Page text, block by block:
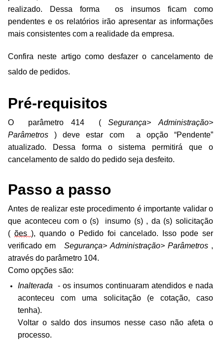
realizado.
Dessa forma
os insumos ficam como
pendentes e os relatórios irão apresentar as informações
mais consistentes com a realidade da empresa.
Confira neste artigo como desfazer o cancelamento de
saldo de pedidos.
Pré-requisitos
O parâmetro 414 (Segurança> Administração>
Parâmetros)deve estar com
a opção “Pendente”
atualizado.
Dessa forma o sistema permitirá que o
cancelamento de saldo do pedido seja desfeito.
Passo a passo
Antes de realizar este procedimento é importante validar o
que aconteceu com o (s) insumo (s) , da (s) solicitação
( ões ), quando o Pedido foi cancelado.
Isso pode ser
verificado em
Segurança> Administração> Parâmetros ,
através do parâmetro 104.
Como opções são:
Inalterada
- os insumos continuaram atendidos e nada
aconteceu com uma solicitação (e cotação, caso
tenha).
Vo ltar o saldo dos insumos nesse caso não afeta o
processo.